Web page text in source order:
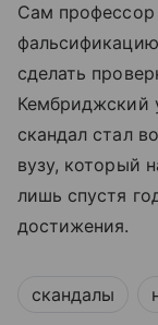
Сам профессор
сделать
Кембриджский
скандал стал
вузу, который
лишь спустя
достижения.
скандалы